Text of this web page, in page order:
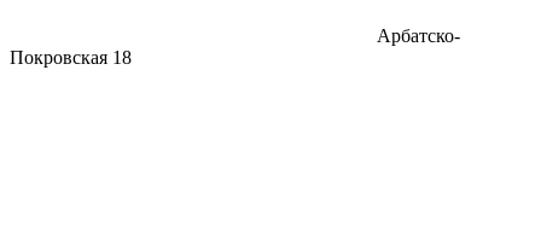
Арбатско-
Покровская 18